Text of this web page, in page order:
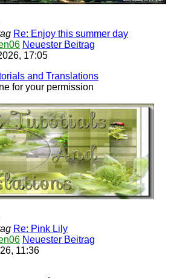
Re: Enjoy this summer day
Neuester Beitrag
17:05
and Translations
for your permission
Re: Pink Lily
Neuester Beitrag
11:36